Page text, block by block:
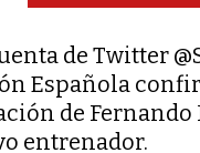
de Twitter
Española
de
entrenador.